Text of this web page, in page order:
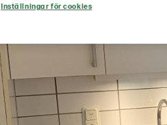
Inställningar för cookies